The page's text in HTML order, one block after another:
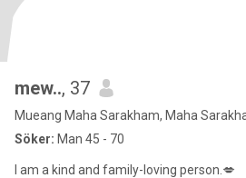
mew.., 37
Mueang Maha Sarakham, Maha
Söker: Man 45 - 70
I am a kind and family-loving person.💋